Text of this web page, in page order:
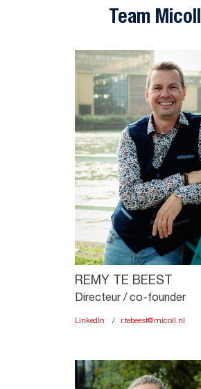
Team Micoll
REMY TE BEEST
Directeur / co-founder
LinkedIn r.tebeest@micoll.nl